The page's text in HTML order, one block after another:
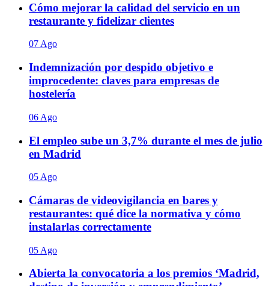
Cómo mejorar la calidad del servicio en un
restaurante y fidelizar clientes
07 Ago
Indemnización por despido objetivo e
improcedente: claves para empresas de
hostelería
06 Ago
El empleo sube un 3,7% durante el mes de julio
en Madrid
05 Ago
Cámaras de videovigilancia en bares y
restaurantes: qué dice la normativa y cómo
instalarlas correctamente
05 Ago
Abierta la convocatoria a los premios ‘Madrid,